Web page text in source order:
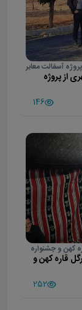
آسفالت معابر
از پروژه
146
کهن و جشنواره
قاره کهن و
252